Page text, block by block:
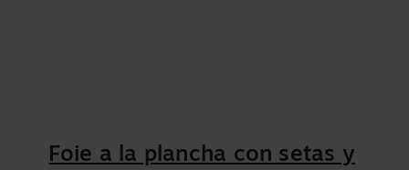
Foie a la plancha con setas y